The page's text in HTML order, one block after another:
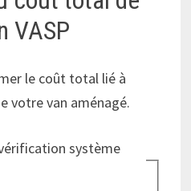
VASP
le coût total lié à
votre van aménagé.
système